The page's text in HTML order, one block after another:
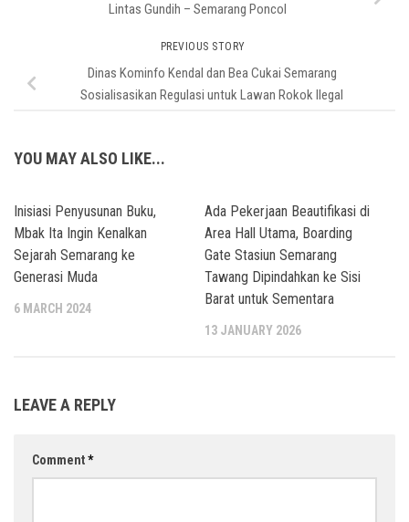
Lintas Gundih – Semarang Poncol
PREVIOUS STORY
Dinas Kominfo Kendal dan Bea Cukai Semarang
Sosialisasikan Regulasi untuk Lawan Rokok Ilegal
YOU MAY ALSO LIKE...
Inisiasi Penyusunan Buku,
Mbak Ita Ingin Kenalkan
Sejarah Semarang ke
Generasi Muda
6 MARCH 2024
Ada Pekerjaan Beautifikasi di
Area Hall Utama, Boarding
Gate Stasiun Semarang
Tawang Dipindahkan ke Sisi
Barat untuk Sementara
13 JANUARY 2026
LEAVE A REPLY
Comment*